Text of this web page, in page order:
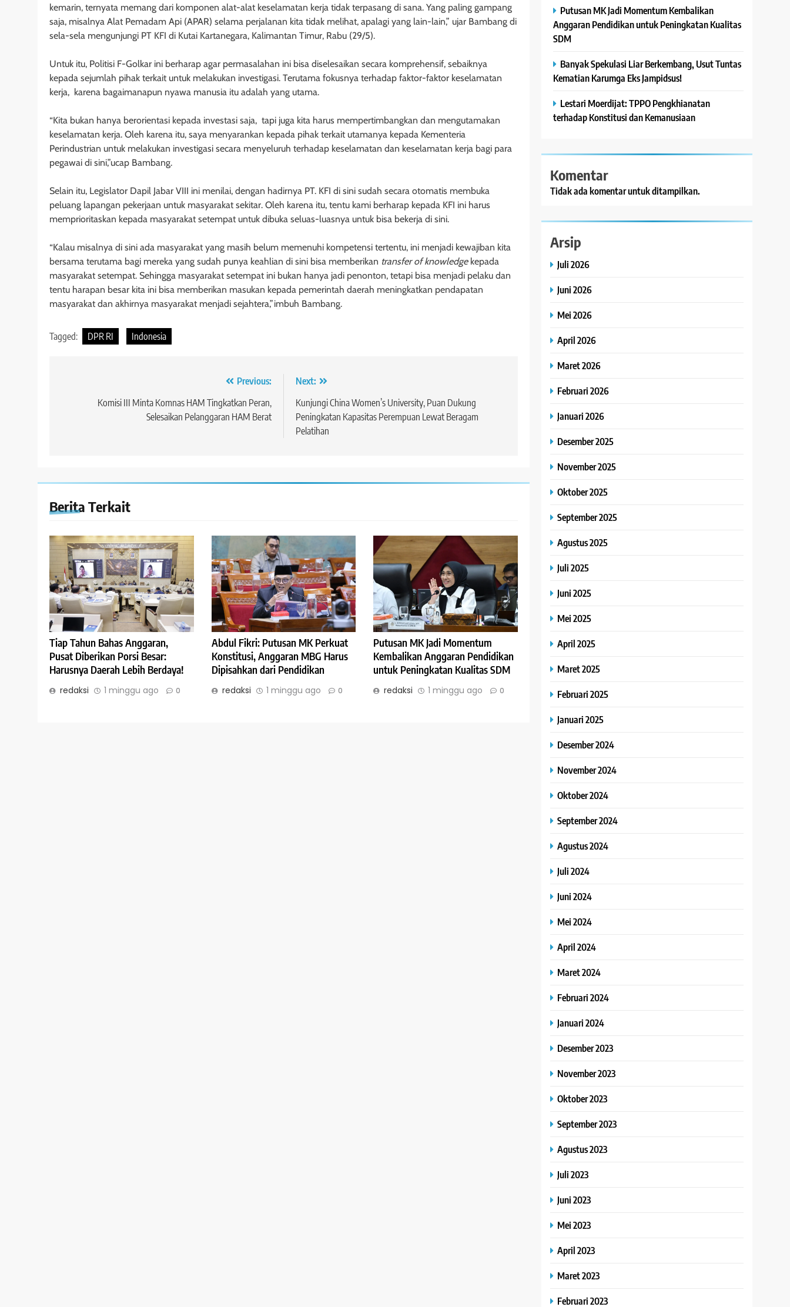
kemarin, ternyata memang dari komponen alat-alat keselamatan kerja tidak terpasang di sana. Yang paling gampang
saja, misalnya Alat Pemadam Api (APAR) selama perjalanan kita tidak melihat, apalagi yang lain-lain,” ujar Bambang di
sela-sela mengunjungi PT KFI di Kutai Kartanegara, Kalimantan Timur, Rabu (29/5).
Untuk itu, Politisi F-Golkar ini berharap agar permasalahan ini bisa diselesaikan secara komprehensif, sebaiknya
kepada sejumlah pihak terkait untuk melakukan investigasi. Terutama fokusnya terhadap faktor-faktor keselamatan
kerja, karena bagaimanapun nyawa manusia itu adalah yang utama.
“Kita bukan hanya berorientasi kepada investasi saja, tapi juga kita harus mempertimbangkan dan mengutamakan
keselamatan kerja. Oleh karena itu, saya menyarankan kepada pihak terkait utamanya kepada Kementeria
Perindustrian untuk melakukan investigasi secara menyeluruh terhadap keselamatan dan keselamatan kerja bagi para
pegawai di sini,”ucap Bambang.
Selain itu, Legislator Dapil Jabar VIII ini menilai, dengan hadirnya PT. KFI di sini sudah secara otomatis membuka
peluang lapangan pekerjaan untuk masyarakat sekitar. Oleh karena itu, tentu kami berharap kepada KFI ini harus
memprioritaskan kepada masyarakat setempat untuk dibuka seluas-luasnya untuk bisa bekerja di sini.
“Kalau misalnya di sini ada masyarakat yang masih belum memenuhi kompetensi tertentu, ini menjadi kewajiban kita
bersama terutama bagi mereka yang sudah punya keahlian di sini bisa memberikan transfer of knowledgekepada
masyarakat setempat. Sehingga masyarakat setempat ini bukan hanya jadi penonton, tetapi bisa menjadi pelaku dan
tentu harapan besar kita ini bisa memberikan masukan kepada pemerintah daerah meningkatkan pendapatan
masyarakat dan akhirnya masyarakat menjadi sejahtera,”imbuh Bambang.
Tagged: DPR RI Indonesia
Previous:
Komisi III Minta Komnas HAM Tingkatkan Peran,
Selesaikan Pelanggaran HAM Berat
Next:
Kunjungi China Women’s University, Puan Dukung
Peningkatan Kapasitas Perempuan Lewat Beragam
Pelatihan
Berita Terkait
Tiap Tahun Bahas Anggaran,
Pusat Diberikan Porsi Besar:
Harusnya Daerah Lebih Berdaya!
redaksi 1 minggu ago 0
Abdul Fikri: Putusan MK Perkuat
Konstitusi, Anggaran MBG Harus
Dipisahkan dari Pendidikan
redaksi 1 minggu ago 0
Putusan MK Jadi Momentum
Kembalikan Anggaran Pendidikan
untuk Peningkatan Kualitas SDM
redaksi 1 minggu ago 0
Putusan MK Jadi Momentum Kembalikan
Anggaran Pendidikan untuk Peningkatan Kualitas
SDM
Banyak Spekulasi Liar Berkembang, Usut Tuntas
Kematian Karumga Eks Jampidsus!
Lestari Moerdijat: TPPO Pengkhianatan
terhadap Konstitusi dan Kemanusiaan
Komentar
Tidak ada komentar untuk ditampilkan.
Arsip
Juli 2026
Juni 2026
Mei 2026
April 2026
Maret 2026
Februari 2026
Januari 2026
Desember 2025
November 2025
Oktober 2025
September 2025
Agustus 2025
Juli 2025
Juni 2025
Mei 2025
April 2025
Maret 2025
Februari 2025
Januari 2025
Desember 2024
November 2024
Oktober 2024
September 2024
Agustus 2024
Juli 2024
Juni 2024
Mei 2024
April 2024
Maret 2024
Februari 2024
Januari 2024
Desember 2023
November 2023
Oktober 2023
September 2023
Agustus 2023
Juli 2023
Juni 2023
Mei 2023
April 2023
Maret 2023
Februari 2023